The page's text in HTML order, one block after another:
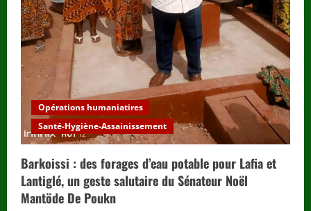
Opérations humaniatires
Santé-Hygiène-Assainissement
Barkoissi : des forages d’eau potable pour Lafia et
Lantiglé, un geste salutaire du Sénateur Noël
Mantöde De Poukn